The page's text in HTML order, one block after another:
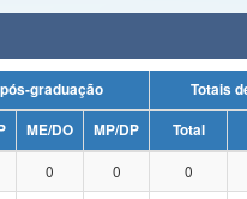
Total de Programas de pós-graduação
Totais
ME/DO MP/DP Total
0 0 0